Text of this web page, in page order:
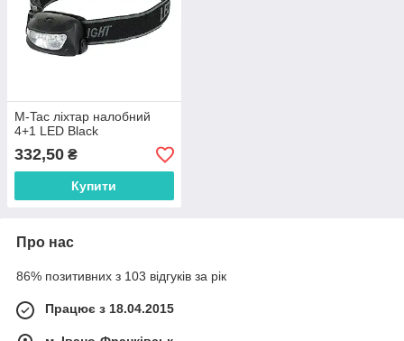
M-Tac ліхтар налобний
4+1 LED Black
332,50 ₴
Купити
Про нас
86% позитивних з 103 відгуків за рік
Працює з 18.04.2015